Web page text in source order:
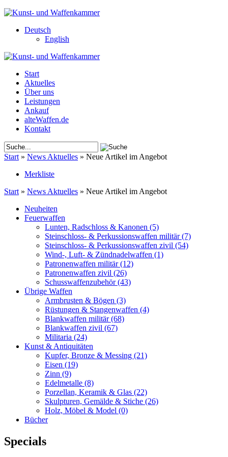
Deutsch
English
Start
Aktuelles
Über uns
Leistungen
Ankauf
alteWaffen.de
Kontakt
Start » News Aktuelles » Neue Artikel im Angebot
Merkliste
Start » News Aktuelles » Neue Artikel im Angebot
Neuheiten
Feuerwaffen
Lunten, Radschloss & Kanonen (5)
Steinschloss- & Perkussionswaffen militär(7)
Steinschloss- & Perkussionswaffen zivil (54)
Wind-, Luft- & Zündnadelwaffen (1)
Patronenwaffen militär(12)
Patronenwaffen zivil (26)
Schusswaffenzubehör(43)
Übrige Waffen
Armbrusten & Bögen (3)
Rüstungen & Stangenwaffen (4)
Blankwaffen militär(68)
Blankwaffen zivil (67)
Militaria (24)
Kunst & Antiquitäten
Kupfer, Bronze & Messing (21)
Eisen (19)
Zinn (9)
Edelmetalle (8)
Porzellan, Keramik & Glas (22)
Skulpturen, Gemälde & Stiche (26)
Holz, Möbel & Model (0)
Bücher
Specials